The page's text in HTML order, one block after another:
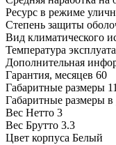
Ресурс в режиме
Степень защиты
Вид климатического
Температура
Дополнительная
Гарантия, месяцев 60
Габаритные размеры
Габаритные размеры в
Вес Нетто 3
Вес Брутто 3.3
Цвет корпуса Белый